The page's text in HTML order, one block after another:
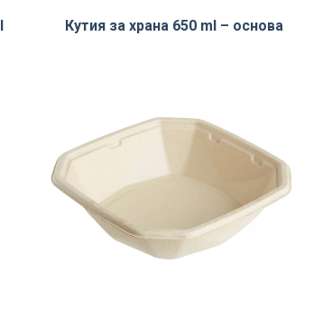
Кутия за храна 650 ml – основа